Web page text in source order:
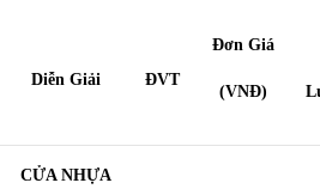
Diễn Giải ĐVT
Đơn Giá
(VNĐ)
CỬA NHỰA